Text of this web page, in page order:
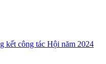
kết công tác Hội năm 2024